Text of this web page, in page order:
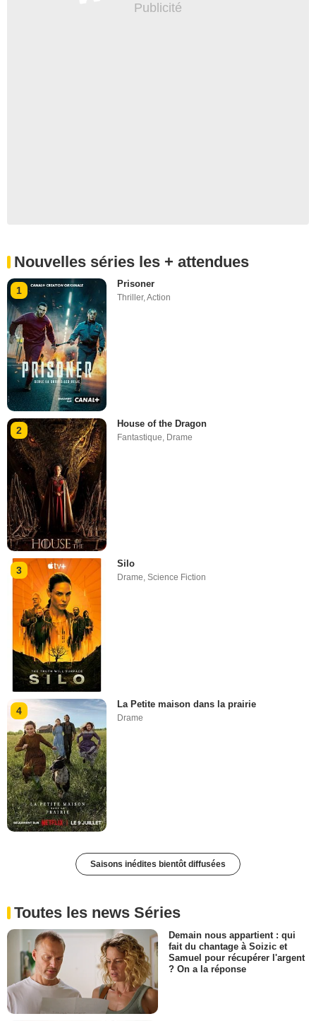
Nouvelles séries les + attendues
1
Prisoner
Thriller,Action
2
House of the Dragon
Fantastique, Drame
3
Silo
Drame,Science Fiction
4
La Petite maison dans la prairie
Drame
Saisons inédites bientôt diffusées
Toutes les news Séries
Demain nous appartient : qui
fait du chantage à Soizic et
Samuel pour récupérer l'argent
? On a la réponse